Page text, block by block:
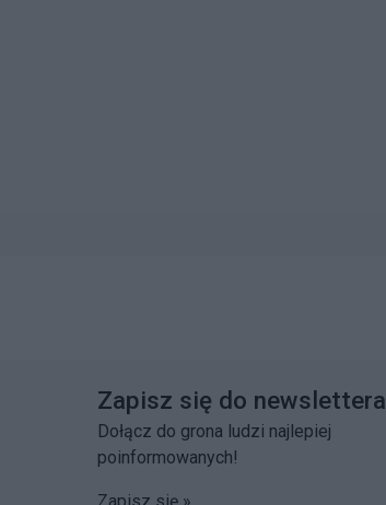
Zapisz się do newslettera
Dołącz do grona ludzi najlepiej
poinformowanych!